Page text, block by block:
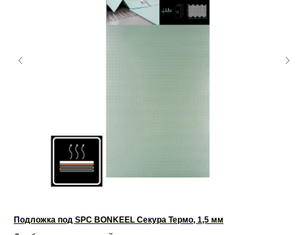
Подложка под SPC BONKEEL Секура Термо, 1,5 мм